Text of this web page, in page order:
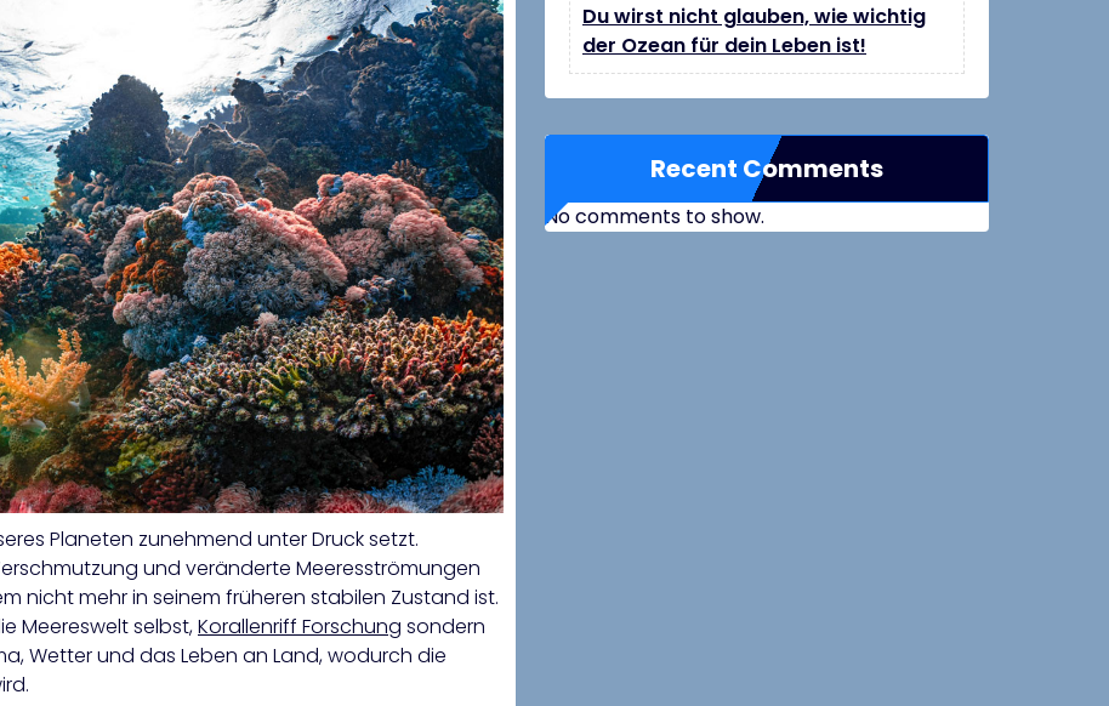
Planeten zunehmend unter Druck setzt.
und veränderte Meeresströmungen
nicht mehr in seinem früheren stabilen Zustand ist.
Meereswelt selbst,Korallenriff Forschung sondern
Wetter und das Leben an Land, wodurch die
Du wirst nicht glauben, wie wichtig
der Ozean für dein Leben ist!
Recent Comments
No comments to show.